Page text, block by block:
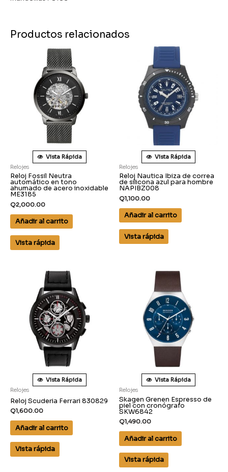
Productos relacionados
Vista Rápida
Relojes
Reloj Fossil Neutra
automático en tono
ahumado de acero inoxidable
ME3185
Q2,000.00
Añadir al carrito
Vista rápida
Vista Rápida
Relojes
Reloj Nautica Ibiza de correa
de silicona azul para hombre
NAPIBZ008
Q1,100.00
Añadir al carrito
Vista rápida
Vista Rápida
Relojes
Reloj Scuderia Ferrari 830829
Q1,600.00
Añadir al carrito
Vista rápida
Vista Rápida
Relojes
Skagen Grenen Espresso de
piel con cronógrafo
SKW6842
Q1,490.00
Añadir al carrito
Vista rápida